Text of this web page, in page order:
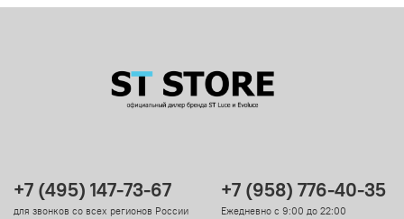
+7 (495) 147-73-67
для звонков со всех регионов России
+7 (958) 776-40-35
Ежедневно с 9:00 до 22:00